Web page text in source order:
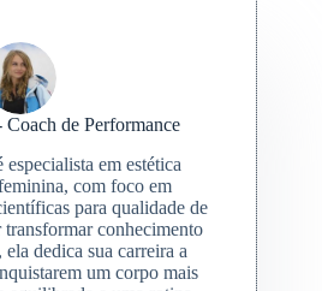
de Performance
em estética
com foco em
para qualidade de
conhecimento
ela dedica sua carreira a
um corpo mais